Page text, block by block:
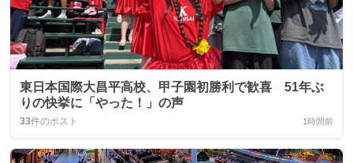
東日本国際大昌平高校、甲子園初勝利で歓喜 51年ぶ
りの快挙に「やった！」の声
33件のポスト 1時間前